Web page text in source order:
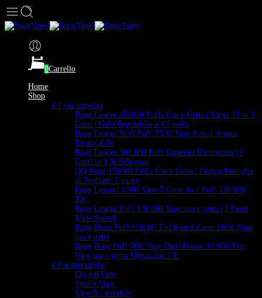
0Carrello
Home
Shop
# I più popolari
Bang Leader 450000 Puffs Usa e Getta | Vaper 15 in 1
Gusti | Gelo Regolabile a 4 Livelli
Bang Leader Stoll Puff 350K Vape 8-in-1 Aroma
Ricaricabile
Bang Leader 300.000 Puff Sigaretta Elettronica | 6
Gusti in 1 & Schermo
QQ Bang 150000 Puffs Usa e Getta | Design Bottiglia
di Profumo Luxury
Bang Legend 120K Vape 5 Gusti In 1 Puff 120.000
Tiri
Bang Leader Puff 120.000 Vape usa e getta | 2 Gusti
Slide Switch
Bang Blaze Puff 100000 Tiri 6-in-1 Gusti 100K Vape
usa e getta
Bang King Puff 50K Vape Dual Flavor 50.000 Tiri
Vape usa e getta Magazzino UE
# Caratteristiche
Crystal Vape
Shisha Vape
Vape Ricaricabile